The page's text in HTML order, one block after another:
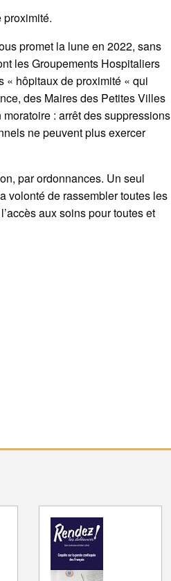
promet la lune en 2022, sans
les Groupements Hospitaliers
« hôpitaux de proximité « qui
des Maires des Petites Villes
: arrêt des suppressions
ne peuvent plus exercer
par ordonnances. Un seul
volonté de rassembler toutes les
aux soins pour toutes et